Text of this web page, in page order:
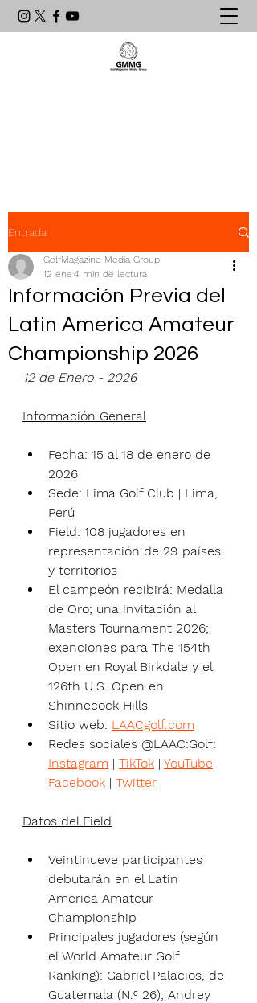
Entrada
Información Previa del
Latin America Amateur
Championship 2026
GolfMagazine Media Group
12 ene 4 min de lectura
12 de Enero - 2026
Información General
Fecha: 15 al 18 de enero de
2026
Sede: Lima Golf Club | Lima,
Perú
Field: 108 jugadores en
representación de 29 países
y territorios
El campeón recibirá: Medalla
de Oro; una invitación al
Masters Tournament 2026;
exenciones para The 154th
Open en Royal Birkdale y el
126th U.S. Open en
Shinnecock Hills
Sitio web: LAACgolf.com
Redes sociales @LAAC:Golf:
Instagram | TikTok | YouTube |
Facebook | Twitter
Datos del Field
Veintinueve participantes
debutarán en el Latin
America Amateur
Championship
Principales jugadores (según
el World Amateur Golf
Ranking): Gabriel Palacios, de
Guatemala (N.º 26); Andrey